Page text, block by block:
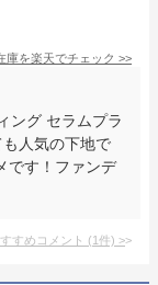
庫を楽天でチェック >>
ング セラムプラ
人気の下地で
です！ファンデ
すめコメント (1件) >